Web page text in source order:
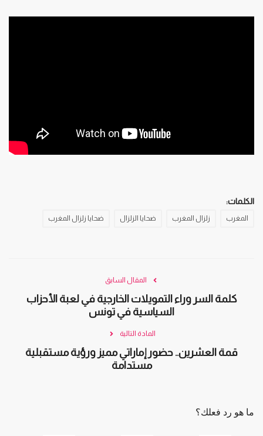
الكلمات:
المغرب زلزال المغرب ضحايا الزلزال ضحايا زلزال المغرب
المقال السابق
كلمة السر وراء التمويلات الخارجية في لعبة الأحزاب
السياسية في تونس
المادة التالية
قمة العشرين.. حضور إماراتي مميز ورؤية مستقبلية
مستدامة
ما هو رد فعلك؟